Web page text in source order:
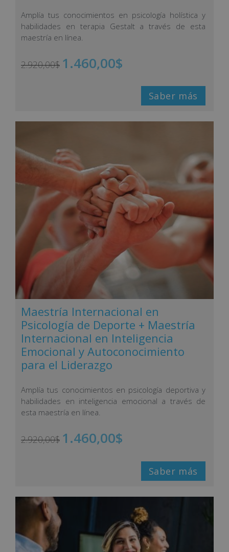
con 5.00
5 en base
a
valoracione
s de
Amplía tus conocimientos en psicología holística y
habilidades en terapia Gestalt a través de esta
maestría en línea.
2.920,00$ 1.460,00$
Saber más
Maestría Internacional en
Psicología de Deporte + Maestría
Internacional en Inteligencia
Emocional y Autoconocimiento
para el Liderazgo
Amplía tus conocimientos en psicología deportiva y
habilidades en inteligencia emocional a través de
esta maestría en línea.
2.920,00$ 1.460,00$
Saber más